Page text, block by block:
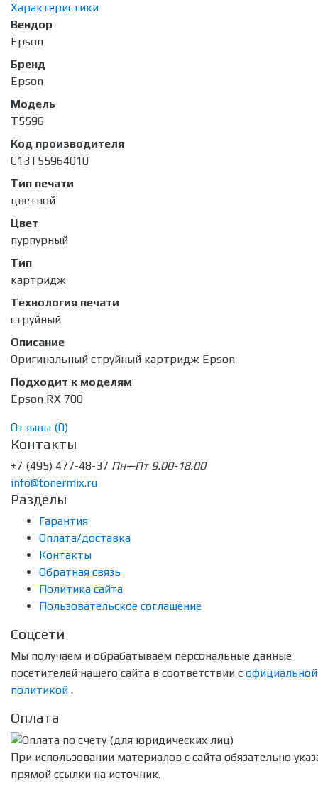
Характеристики
Вендор
Epson
Бренд
Epson
Модель
T5596
Код производителя
C13T55964010
Тип печати
цветной
Цвет
пурпурный
Тип
картридж
Технология печати
струйный
Описание
Оригинальный струйный картридж Epson
Подходит к моделям
Epson RX 700
Отзывы (0)
Контакты
+7 (495) 477-48-37 Пн—Пт 9.00-18.00
info@tonermix.ru
Разделы
Гарантия
Оплата/доставка
Контакты
Обратная связь
Политика сайта
Пользовательское соглашение
Соцсети
Мы получаем и обрабатываем персональные данные
посетителей нашего сайта в соответствии с официальной
политикой .
Оплата
При использовании материалов с сайта обязательно
прямой ссылки на источник.